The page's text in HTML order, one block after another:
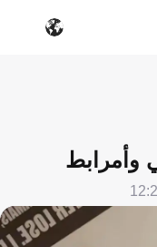
وأمرابط